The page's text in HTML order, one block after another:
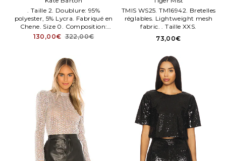
. Taille 2. Doublure: 95%
polyester, 5% Lycra. Fabriqué en
Chene. Size 0. Composition:
97% polyester, 3% Lycra.
130,00€ 322,00€
TMIS WS25. TM16942. Bretelles
réglables. Lightweight mesh
fabric. . Taille XXS.
73,00€